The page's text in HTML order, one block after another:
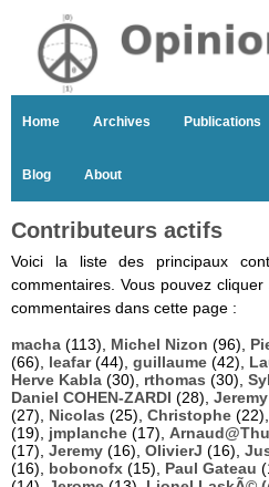
Home Archives Publications
Blog About
Contributeurs actifs
Voici la liste des principaux
commentaires. Vous pouvez
commentaires dans cette page :
macha (113), Michel Nizon (96),
(66), leafar(44), guillaume (42),
Herve Kabla (30), rthomas (30),
Daniel COHEN-ZARDI (28),
(27), Nicolas (25), Christophe (22),
(19), jmplanche (17),
(17), Jeremy (16), OlivierJ (16),
(16), bobonofx (15), Paul Gateau